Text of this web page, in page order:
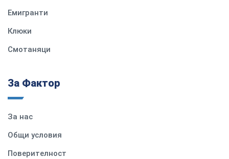
Емигранти
Клюки
Смотаняци
За Фактор
За нас
Общи условия
Поверителност